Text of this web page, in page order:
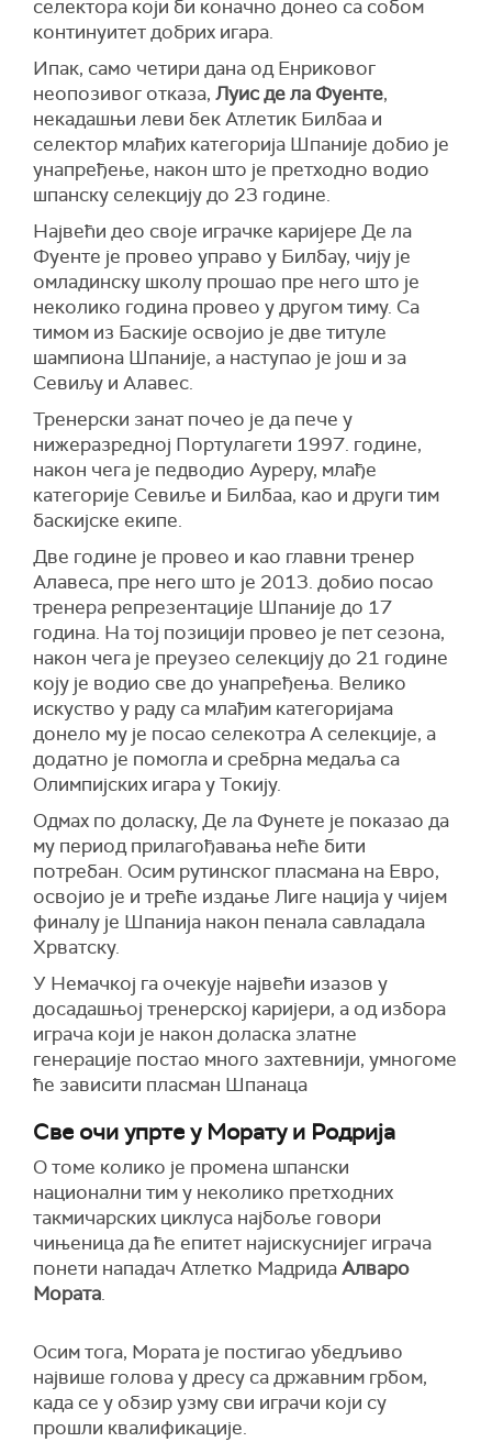
селектора који би коначно донео са собом
континуитет добрих игара.
Ипак, само четири дана од Енриковог
неопозивог отказа, Луис де ла Фуенте,
некадашњи леви бек Атлетик Билбаа и
селектор млађих категорија Шпаније добио је
унапређење, након што је претходно водио
шпанску селекцију до 23 године.
Највећи део своје играчке каријере Де ла
Фуенте је провео управо у Билбау, чију је
омладинску школу прошао пре него што је
неколико година провео у другом тиму. Са
тимом из Баскије освојио је две титуле
шампиона Шпаније, а наступао је још и за
Севиљу и Алавес.
Тренерски занат почео је да пече у
нижеразредној Портулагети 1997. године,
након чега је педводио Ауреру, млађе
категорије Севиље и Билбаа, као и други тим
баскијске екипе.
Две године је провео и као главни тренер
Алавеса, пре него што је 2013. добио посао
тренера репрезентације Шпаније до 17
година. На тој позицији провео је пет сезона,
након чега је преузео селекцију до 21 године
коју је водио све до унапређења. Велико
искуство у раду са млађим категоријама
донело му је посао селекотра А селекције, а
додатно је помогла и сребрна медаља са
Олимпијских игара у Токију.
Одмах по доласку, Де ла Фунете је показао да
му период прилагођавања неће бити
потребан. Осим рутинског пласмана на Евро,
освојио је и треће издање Лиге нација у чијем
финалу је Шпанија након пенала савладала
Хрватску.
У Немачкој га очекује највећи изазов у
досадашњој тренерској каријери, а од избора
играча који је након доласка златне
генерације постао много захтевнији, умногоме
ће зависити пласман Шпанаца
Све очи упрте у Морату и Родрија
О томе колико је промена шпански
национални тим у неколико претходних
такмичарских циклуса најбоље говори
чињеница да ће епитет најискуснијег играча
понети нападач Атлетко МадридаАлваро
Мората.
Осим тога, Мората је постигао убедљиво
највише голова у дресу са државним грбом,
када се у обзир узму сви играчи који су
прошли квалификације.